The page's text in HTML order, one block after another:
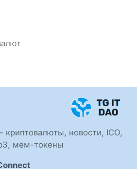
- криптовалюты, новости, ICO,
мем-токены